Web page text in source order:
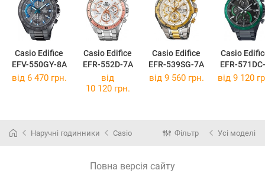
Casio Edifice
EFV-550GY-8A
Casio Edifice
EFR-552D-7A
Casio Edifice
EFR-539SG-7A
Casio
EFR-
від 6 470 грн.
від
10 120 грн.
від 9 560 грн. від 9 120
Наручні годинники Casio Фільтр Усі моделі
Повна версія сайту